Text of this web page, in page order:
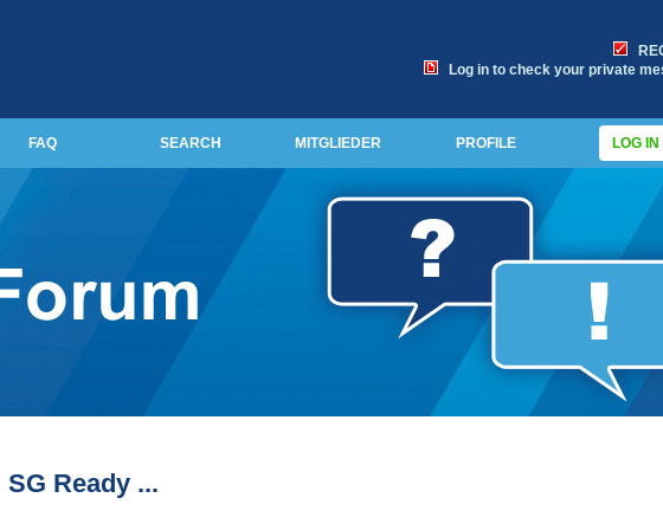
Log in to check your private
FAQ SEARCH MITGLIEDER PROFILE LOG IN
Ready ...